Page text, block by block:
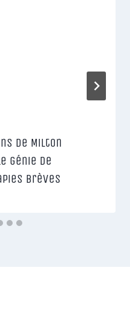
de Milton
génie de
brèves